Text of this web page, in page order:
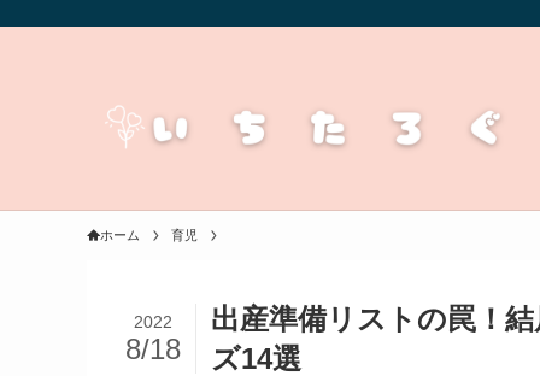
ホーム 育児
出産準備リストの罠！
ズ14選
2022
8/18